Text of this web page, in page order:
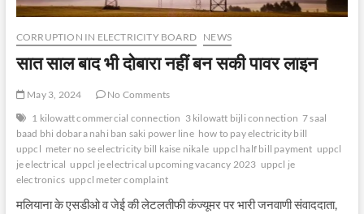
CORRUPTION IN ELECTRICITY BOARD NEWS
सात साल बाद भी दोबारा नहीं बन सकी पावर लाइन
May 3, 2024
No Comments
1 kilowatt commercial connection 3 kilowatt bijli connection 7 saal
baad bhi dobara nahi ban saki power line how to pay electricity bill
uppcl meter no se electricity bill kaise nikale uppcl half bill payment uppcl
je electrical uppcl je electrical upcoming vacancy 2023 uppcl je
electronics uppcl meter complaint
मलियाना के एसडीओ व जेई की लेटलतीफी कंज्यूमर पर भारी जनवाणी संवाददाता,